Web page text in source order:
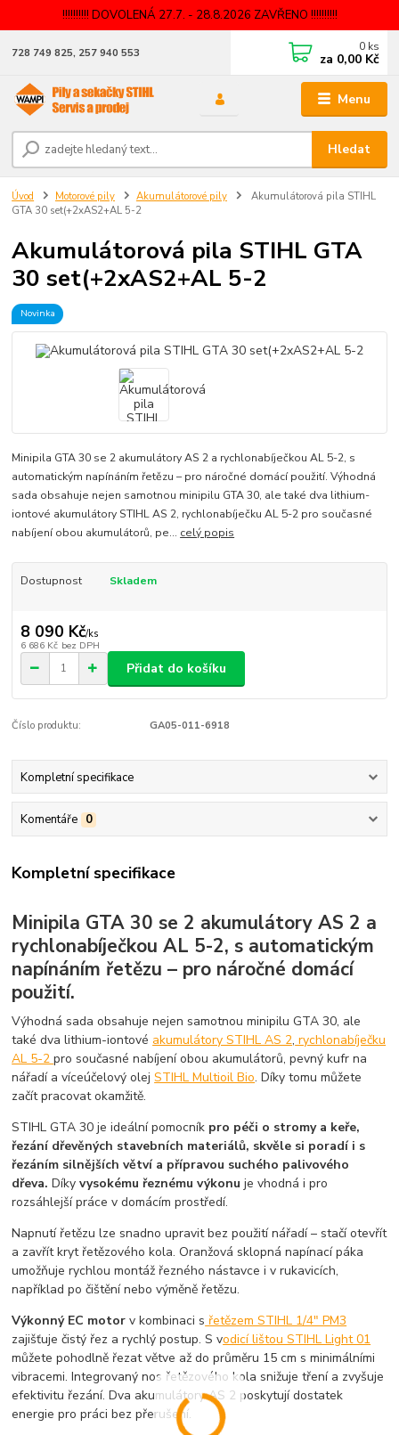
!!!!!!!!!! DOVOLENÁ 27.7. - 28.8.2026 ZAVŘENO !!!!!!!!!!
Menu
Hledat
728 749 825, 257 940 553 0 ks
za 0,00 Kč
Úvod Motorové pily Akumulátorové pily
Akumulátorová pila STIHL
GTA 30 set(+2xAS2+AL 5-2
Akumulátorová pila STIHL GTA
30 set(+2xAS2+AL 5-2
Novinka
Minipila GTA 30 se 2 akumulátory AS 2 a rychlonabíječkou AL 5-2, s
automatickým napínáním řetězu – pro náročné domácí použití. Výhodná
sada obsahuje nejen samotnou minipilu GTA 30, ale také dva lithium-
iontové akumulátory STIHL AS 2, rychlonabíječku AL 5-2 pro současné
nabíjení obou akumulátorů, pe... celý popis
Dostupnost Skladem
8 090 Kč/ks
6 686 Kč bez DPH
Přidat do košíku
Číslo produktu: GA05-011-6918
Kompletní specifikace
Komentáře 0
Kompletní specifikace
Minipila GTA 30 se 2 akumulátory AS 2 a
rychlonabíječkou AL 5-2, s automatickým
napínáním řetězu – pro náročné domácí
použití.
Výhodná sada obsahuje nejen samotnou minipilu GTA 30, ale
také dva lithium-iontové akumulátory STIHL AS 2, rychlonabíječku
AL 5-2pro současné nabíjení obou akumulátorů, pevný kufr na
nářadí a víceúčelový olejSTIHL Multioil Bio. Díky tomu můžete
začít pracovat okamžitě.
STIHL GTA 30 je ideální pomocník pro péči o stromy a keře,
řezání dřevěných stavebních materiálů, skvěle si poradí i s
řezáním silnějších větví a přípravou suchého palivového
dřeva. Díky vysokému řeznému výkonuje vhodná i pro
rozsáhlejší práce v domácím prostředí.
Napnutí řetězu lze snadno upravit bez použití nářadí – stačí otevřít
a zavřít kryt řetězového kola. Oranžová sklopná napínací páka
umožňuje rychlou montáž řezného nástavce i v rukavicích,
například po čištění nebo výměně řetězu.
Výkonný EC motorv kombinaci s řetězem STIHL 1/4" PM3
zajišťuje čistý řez a rychlý postup. S vodicí lištou STIHL Light 01
můžete pohodlně řezat větve až do průměru 15 cm s minimálními
vibracemi. Integrovaný nos řetězového kola snižuje tření a zvyšuje
efektivitu řezání. Dva akumulátory AS 2 poskytují dostatek
energie pro práci bez přerušení.